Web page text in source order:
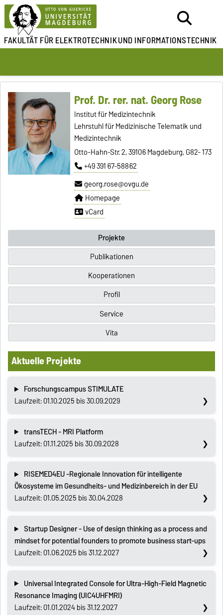
FAKULTÄT FÜR ELEKTROTECHNIKUND INFORMATIONSTECHNIK
Prof. Dr. rer. nat. Georg Rose
Institut für Medizintechnik
Lehrstuhl für Medizinische Telematik und
Medizintechnik
Otto-Hahn-Str. 2, 39106 Magdeburg, G82- 173
+49 391 67-58862
georg.rose@ovgu.de
Homepage
vCard
Projekte
Publikationen
Kooperationen
Profil
Service
Vita
Aktuelle Projekte
Forschungscampus STIMULATE
Laufzeit: 01.10.2025 bis 30.09.2029
transTECH - MRI Platform
Laufzeit: 01.11.2025 bis 30.09.2028
RISEMED4EU -Regionale Innovation für intelligente
Ökosysteme im Gesundheits- und Medizinbereich in der EU
Laufzeit: 01.05.2025 bis 30.04.2028
Startup Designer - Use of design thinking as a process and
mindset for potential founders to promote business start-ups
Laufzeit: 01.06.2025 bis 31.12.2027
Universal Integrated Console for Ultra-High-Field Magnetic
Resonance Imaging (UIC4UHFMRI)
Laufzeit: 01.01.2024 bis 31.12.2027